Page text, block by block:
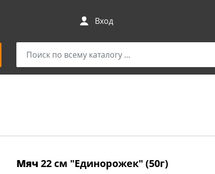
Вход
Мяч22 см "Единорожек" (50г)